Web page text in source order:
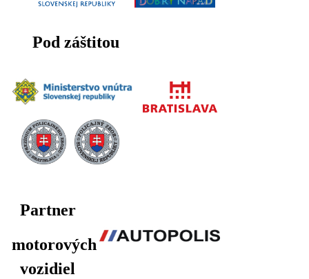
Pod záštitou
Partner
motorových
vozidiel